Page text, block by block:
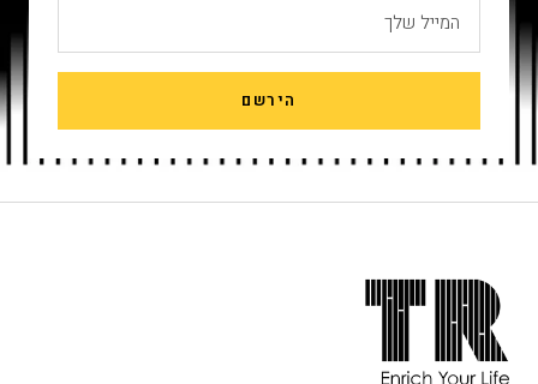
המייל שלך
הירשם
האתר,
באפשרותך
ללחוץ